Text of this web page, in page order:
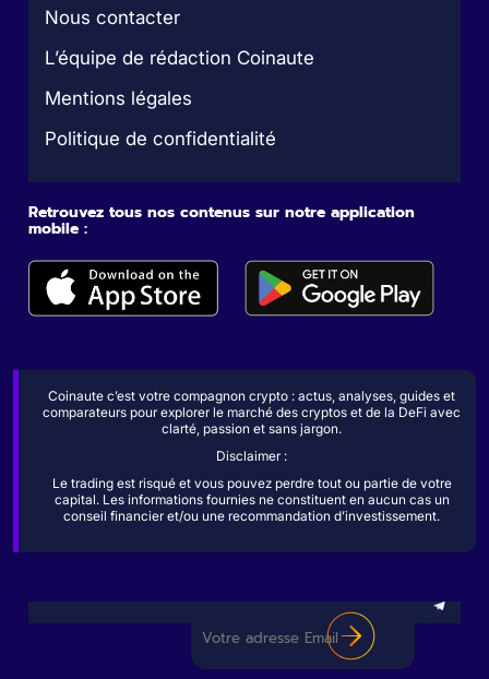
Nous contacter
L’équipe de rédaction Coinaute
Mentions légales
Politique de confidentialité
Retrouvez tous nos contenus sur notre application
mobile :
Coinaute c’est votre compagnon crypto : actus, analyses, guides et
comparateurs pour explorer le marché des cryptos et de la DeFi avec
clarté, passion et sans jargon.
Disclaimer :
Le trading est risqué et vous pouvez perdre tout ou partie de votre
capital. Les informations fournies ne constituent en aucun cas un
conseil financier et/ou une recommandation d’investissement.